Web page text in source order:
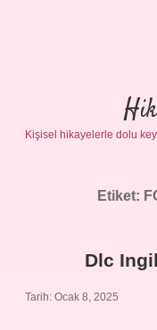
Kişisel hikayelerle dolu
Etiket:
Dlc
Tarih: Ocak 8, 2025